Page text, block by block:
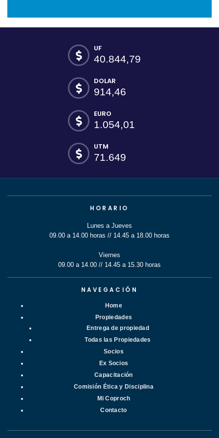
UF
40.844,79
DOLAR
914,46
EURO
1.054,01
UTM
71.649
HORARIO
Lunes a Jueves
09.00 a 14.00 horas // 14.45 a 18.00 horas
Viernes
09.00 a 14.00 // 14.45 a 15.30 horas
NAVEGACIÓN
Home
Propiedades
Entrega de propiedad
Todas las Propiedades
Socios
Ex Socios
Capacitación
Comisión Ética y Disciplina
Mi Coproch
Contacto